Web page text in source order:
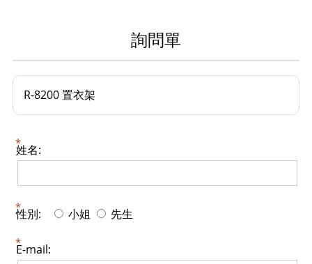
詢問單
R-8200 置衣架
姓名:
性別: 小姐 先生
E-mail: